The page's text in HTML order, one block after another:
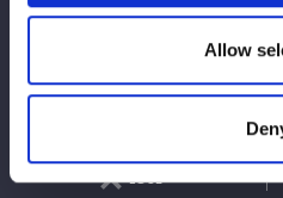
Allow
LOSE
VS